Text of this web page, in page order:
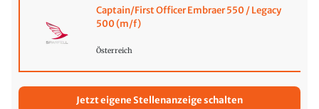
Captain/First Officer Embraer 550 / Legacy
500 (m/f)
Österreich
Jetzt eigene Stellenanzeige schalten